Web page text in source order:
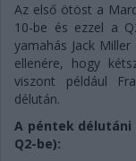
Az első ötöst a
10-be és ezzel a
yamahás Jack
ellenére, hogy
viszont például
délután.
A péntek
Q2-be):